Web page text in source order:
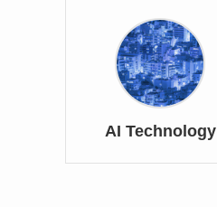
AI Technology